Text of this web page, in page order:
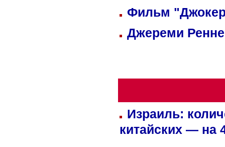
Фильм
Джереми
Израиль:
китайских — на